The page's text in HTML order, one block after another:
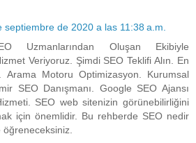
septiembre de 2020 a las 11:38 a.m.
Uzmanlarından Oluşan Ekibiyle
Veriyoruz. Şimdi SEO Teklifi Alın. En
Arama Motoru Optimizasyon. Kurumsal
SEO Danışmanı. Google SEO Ajansı
SEO web sitenizin görünebilirliğini
için önemlidir. Bu rehberde SEO nedir
öğreneceksiniz.